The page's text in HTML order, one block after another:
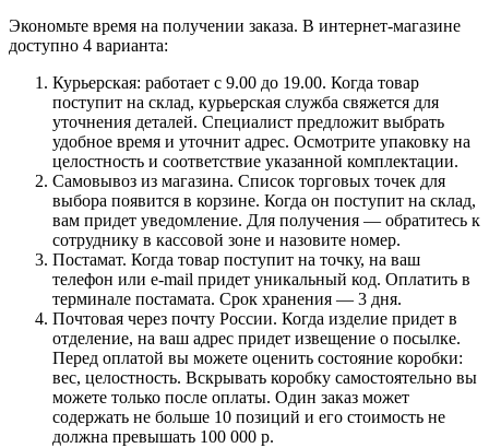
Экономьте время на получении заказа. В интернет-магазине
доступно 4 варианта:
Курьерская: работает с 9.00 до 19.00. Когда товар
поступит на склад, курьерская служба свяжется для
уточнения деталей. Специалист предложит выбрать
удобное время и уточнит адрес. Осмотрите упаковку на
целостность и соответствие указанной комплектации.
Самовывоз из магазина. Список торговых точек для
выбора появится в корзине. Когда он поступит на склад,
вам придет уведомление. Для получения — обратитесь к
сотруднику в кассовой зоне и назовите номер.
Постамат. Когда товар поступит на точку, на ваш
телефон или e-mail придет уникальный код. Оплатить в
терминале постамата. Срок хранения — 3 дня.
Почтовая через почту России. Когда изделие придет в
отделение, на ваш адрес придет извещение о посылке.
Перед оплатой вы можете оценить состояние коробки:
вес, целостность. Вскрывать коробку самостоятельно вы
можете только после оплаты. Один заказ может
содержать не больше 10 позиций и его стоимость не
должна превышать 100 000 р.